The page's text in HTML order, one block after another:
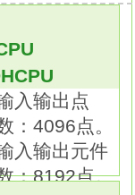
程序，调试
使用备份电
，
参数丢失。
入输出点
：4096点。
入输出元件
：8192点。